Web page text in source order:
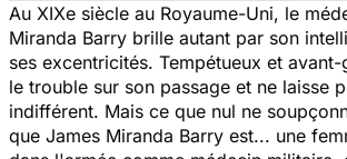
Au XIXe siècle au Royaume-Uni, le
Miranda Barry brille autant par son
ses excentricités. Tempétueux et
le trouble sur son passage et ne laisse
indifférent. Mais ce que nul ne
que James Miranda Barry est... une